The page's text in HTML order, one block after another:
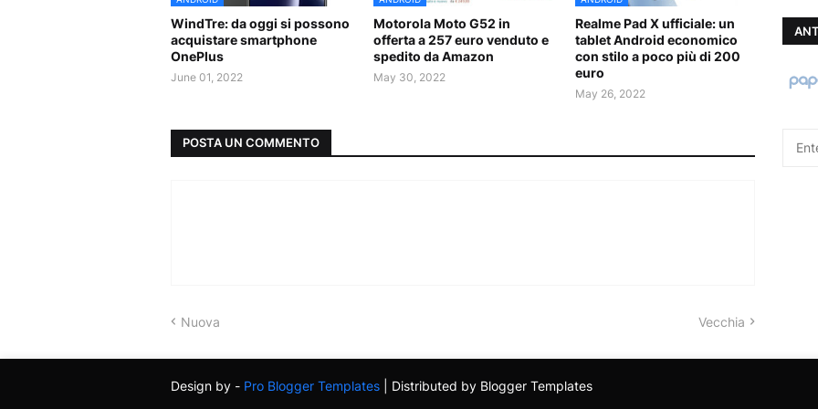
WindTre: da oggi si possono
acquistare smartphone
OnePlus
June 01, 2022
Motorola Moto G52 in
offerta a 257 euro venduto e
spedito da Amazon
May 30, 2022
Realme Pad X ufficiale: un
tablet Android economico
con stilo a poco più di 200
euro
May 26, 2022
POSTA UN COMMENTO
Nuova Vecchia
Design by - Pro Blogger Templates | Distributed by Blogger Templates